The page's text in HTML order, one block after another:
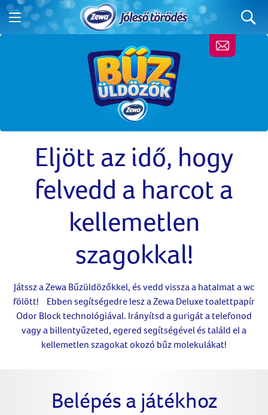
Eljött az idő, hogy
felvedd a harcot a
kellemetlen
szagokkal!
Játssz a Zewa Bűzüldözőkkel, és vedd vissza a hatalmat a wc
fölött! Ebben segítségedre lesz a Zewa Deluxe toalettpapír
Odor Block technológiával. Irányítsd a gurigát a telefonod
vagy a billentyűzeted, egered segítségével és találd el a
kellemetlen szagokat okozó bűz molekulákat!
Belépés a játékhoz